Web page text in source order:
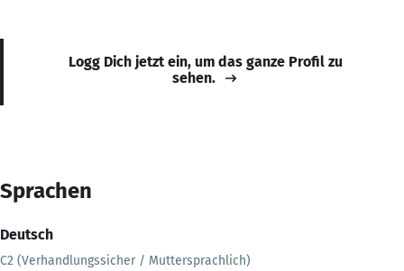
Logg Dich jetzt ein, um das ganze Profil zu
sehen.
Sprachen
Deutsch
C2 (Verhandlungssicher / Muttersprachlich)